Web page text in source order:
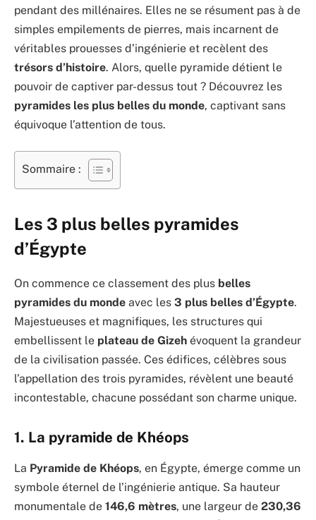
pendant des millénaires. Elles ne se résument pas à de
simples empilements de pierres, mais incarnent de
véritables prouesses d’ingénierie et recèlent des
trésors d’histoire. Alors, quelle pyramide détient le
pouvoir de captiver par-dessus tout ? Découvrez les
pyramides les plus belles du monde, captivant sans
équivoque l’attention de tous.
Sommaire :
Les 3 plus belles pyramides
d’Égypte
On commence ce classement des plus belles
pyramides du monde avec les 3 plus belles d’Égypte.
Majestueuses et magnifiques, les structures qui
embellissent le plateau de Gizeh évoquent la grandeur
de la civilisation passée. Ces édifices, célèbres sous
l’appellation des trois pyramides, révèlent une beauté
incontestable, chacune possédant son charme unique.
1. La pyramide de Khéops
La Pyramide de Khéops, en Égypte, émerge comme un
symbole éternel de l’ingénierie antique. Sa hauteur
monumentale de 146,6 mètres, une largeur de 230,36